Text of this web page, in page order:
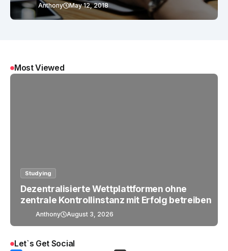
Anthony May 12, 2018
Most Viewed
Studying
Dezentralisierte Wettplattformen ohne
zentrale Kontrollinstanz mit Erfolg betreiben
Anthony August 3, 2026
Let`s Get Social